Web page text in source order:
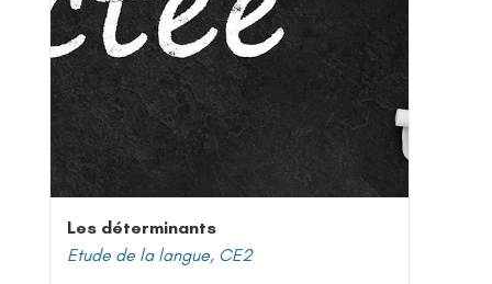
Les déterminants
Etude de la langue, CE2